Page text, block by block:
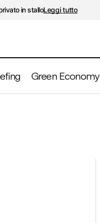
in stalloLeggi tutto
Green Economy